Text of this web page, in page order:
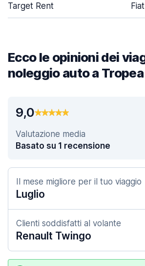
Target Rent
Ecco le opinioni dei
noleggio auto a Tropea
9,0
Valutazione media
Basato su 1 recensione
Il mese migliore per il tuo viaggio
Luglio
Clienti soddisfatti al volante
Renault Twingo